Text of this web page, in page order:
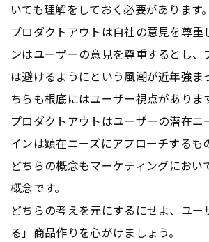
いても理解をしておく必要があります。
プロダクトアウトは自社の意見を尊重
ンはユーザーの意見を尊重するとし、
は避けるようにという風潮が近年強ま
ちらも根底にはユーザー視点がありま
プロダクトアウトはユーザーの潜在ニ
インは顕在ニーズにアプローチするも
どちらの概念もマーケティングにおい
概念です。
どちらの考えを元にするにせよ、ユー
る」商品作りを心がけましょう。